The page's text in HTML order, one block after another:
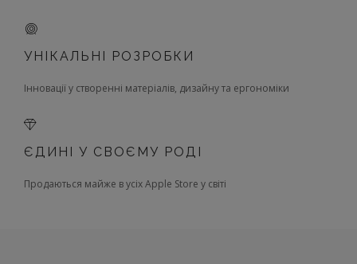
УНІКАЛЬНІ РОЗРОБКИ
Інновації у створенні матеріалів, дизайну та ергономіки
ЄДИНІ У СВОЄМУ РОДІ
Продаються майже в усіх Apple Store у світі